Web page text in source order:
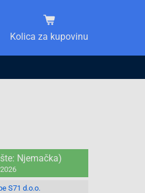
Kolica za kupovinu
Njemačka)
S71 d.o.o.